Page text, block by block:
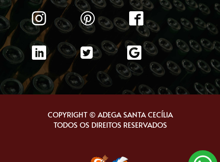
COPYRIGHT © ADEGA SANTA CECÍLIA
TODOS OS DIREITOS RESERVADOS